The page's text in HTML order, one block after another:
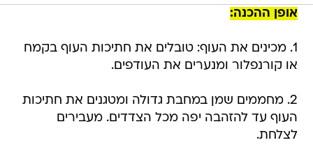
אופן ההכנה:
1. מכינים את העוף: טובלים את חתיכות העוף בקמח
או קורנפלור ומנערים את העודפים.
2. מחממים שמן במחבת גדולה ומטגנים את חתיכות
העוף עד להזהבה יפה מכל הצדדים. מעבירים
לצלחת.